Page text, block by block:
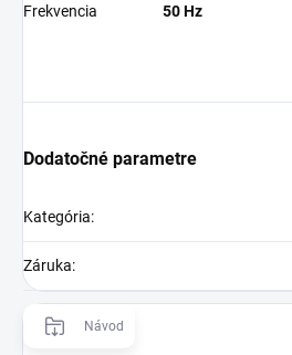
Frekvencia
50 Hz
Dodatočné parametre
Kategória:
Záruka:
Návod